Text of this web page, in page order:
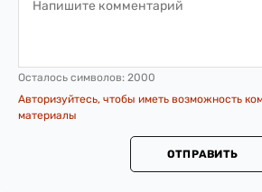
Осталось символов: 2000
Авторизуйтесь, чтобы иметь возможность
материалы
ОТПРАВИТЬ